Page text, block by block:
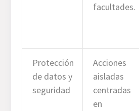
facultades.
Protección
de datos y
seguridad
Acciones
aisladas
centradas
en